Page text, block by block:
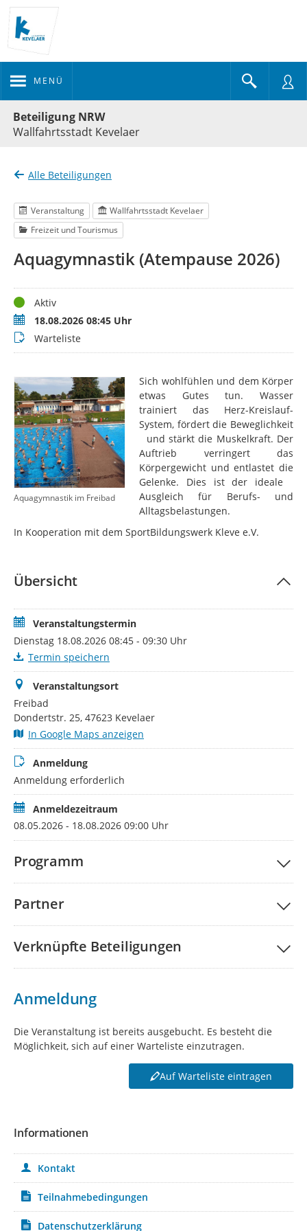
MENÜ
Beteiligung NRW
Wallfahrtsstadt Kevelaer
Alle Beteiligungen
Veranstaltung
Wallfahrtsstadt Kevelaer
Freizeit und Tourismus
Aquagymnastik (Atempause 2026)
StatusAktiv
Termin18.08.2026 08:45 Uhr
Buchungsstatus
Warteliste
Aquagymnastik im Freibad
Sich wohlfühlen und dem Körper
etwas Gutes tun. Wasser
trainiert das Herz-Kreislauf-
System, fördert die Beweglichkeit
und stärkt die Muskelkraft. Der
Auftrieb verringert das
Körpergewicht und entlastet die
Gelenke. Dies ist der ideale
Ausgleich für Berufs- und
Alltagsbelastungen.
In Kooperation mit dem SportBildungswerk Kleve e.V.
Übersicht
Veranstaltungstermin
Dienstag 18.08.2026 08:45 - 09:30 Uhr
Termin speichern
Veranstaltungsort
Freibad
Dondertstr. 25, 47623 Kevelaer
In Google Maps anzeigen
Anmeldung
Anmeldung erforderlich
Anmeldezeitraum
08.05.2026 - 18.08.2026 09:00 Uhr
Programm
Partner
Verknüpfte Beteiligungen
Anmeldung
Die Veranstaltung ist bereits ausgebucht. Es besteht die
Möglichkeit, sich auf einer Warteliste einzutragen.
Auf Warteliste eintragen
Informationen
Kontakt
Teilnahmebedingungen
Datenschutzerklärung